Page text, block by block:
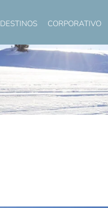
DESTINOS CORPORATIVO